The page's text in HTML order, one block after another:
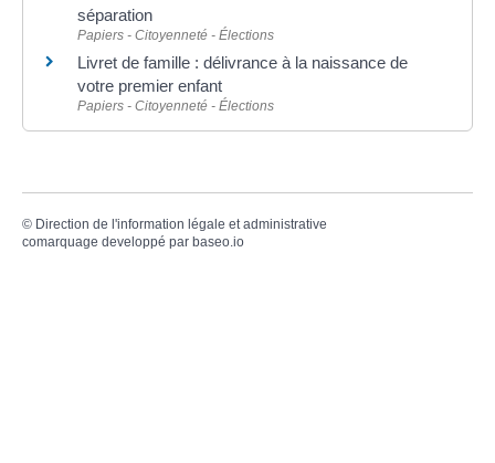
séparation
Papiers - Citoyenneté - Élections
Livret de famille : délivrance à la naissance de
votre premier enfant
Papiers - Citoyenneté - Élections
© Direction de l'information légale et administrative
comarquage developpé par baseo.io